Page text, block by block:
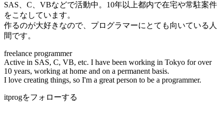
SAS、C、VBなどで活動中。10年以上都内で在宅や常駐案件
をこなしています。
作るのが大好きなので、プログラマーにとても向いている人
間です。
freelance programmer
Active in SAS, C, VB, etc. I have been working in Tokyo for over
10 years, working at home and on a permanent basis.
I love creating things, so I'm a great person to be a programmer.
itprogをフォローする